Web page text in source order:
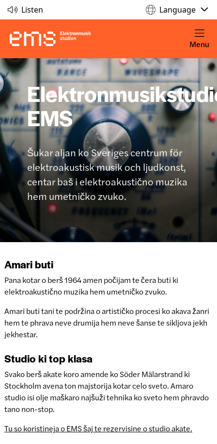
Listen Language
Menu
EMS
Šukar aljan ko Sveriges centrum för
elektroakustisk musik och ljudkonst,
centar baš i elektroakustično muzika
hem umetničko zvuko.
Amari buti
Pana kotar o berš 1964 amen počijam te čera buti ki
elektroakustično muzika hem umetničko zvuko.
Amari buti tani te podržina o artističko procesi ko akava žanri
hem te phrava neve drumija hem neve šanse te sikljova jekh
jekhestar.
Studio ki top klasa
Svako berš akate koro amende ko Söder Mälarstrand ki
Stockholm avena ton majstorija kotar celo sveto. Amaro
studio isi olje maškaro najšuži tehnika ko sveto hem phravdo
tano non-stop.
Tu so koristineja o EMS šaj te rezervisine o studio akate.